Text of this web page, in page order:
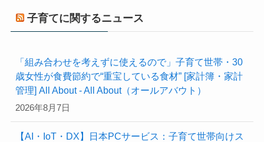
子育てに関するニュース
「組み合わせを考えずに使えるので」子育て世帯・30
歳女性が食費節約で“重宝している食材” [家計簿・家計
管理] All About - All About（オールアバウト）
2026年8月7日
【AI・IoT・DX】日本PCサービス：子育て世帯向けス